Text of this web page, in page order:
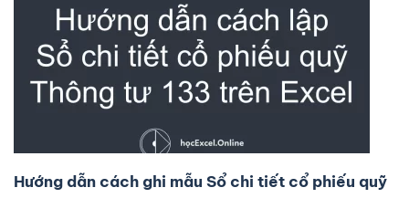
Hướng dẫn cách ghi mẫu Sổ chi tiết cổ phiếu quỹ